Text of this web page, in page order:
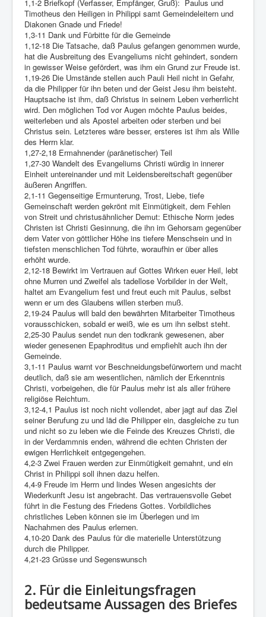
Linux and Open Source
1,1-2 Briefkopf (Verfasser, Empfänger, Gruß): Paulus und
Timotheus den Heiligen in Philippi samt Gemeindeleitern und
Diakonen Gnade und Friede!
1,3-11 Dank und Fürbitte für die Gemeinde
1,12-18 Die Tatsache, daß Paulus gefangen genommen wurde,
hat die Ausbreitung des Evangeliums nicht gehindert, sondern
in gewisser Weise gefördert, was ihm ein Grund zur Freude ist.
1,19-26 Die Umstände stellen auch Pauli Heil nicht in Gefahr,
da die Philipper für ihn beten und der Geist Jesu ihm beisteht.
Hauptsache ist ihm, daß Christus in seinem Leben verherrlicht
wird. Den möglichen Tod vor Augen möchte Paulus beides,
weiterleben und als Apostel arbeiten oder sterben und bei
Christus sein. Letzteres wäre besser, ersteres ist ihm als Wille
des Herrn klar.
1,27-2,18 Ermahnender (paränetischer) Teil
1,27-30 Wandelt des Evangeliums Christi würdig in innerer
Einheit untereinander und mit Leidensbereitschaft gegenüber
äußeren Angriffen.
2,1-11 Gegenseitige Ermunterung, Trost, Liebe, tiefe
Gemeinschaft werden gekrönt mit Einmütigkeit, dem Fehlen
von Streit und christusähnlicher Demut: Ethische Norm jedes
Christen ist Christi Gesinnung, die ihn im Gehorsam gegenüber
dem Vater von göttlicher Höhe ins tiefere Menschsein und in
tiefsten menschlichen Tod führte, woraufhin er über alles
erhöht wurde.
2,12-18 Bewirkt im Vertrauen auf Gottes Wirken euer Heil, lebt
ohne Murren und Zweifel als tadellose Vorbilder in der Welt,
haltet am Evangelium fest und freut euch mit Paulus, selbst
wenn er um des Glaubens willen sterben muß.
2,19-24 Paulus will bald den bewährten Mitarbeiter Timotheus
vorausschicken, sobald er weiß, wie es um ihn selbst steht.
2,25-30 Paulus sendet nun den todkrank gewesenen, aber
wieder genesenen Epaphroditus und empfiehlt auch ihn der
Gemeinde.
3,1-11 Paulus warnt vor Beschneidungsbefürwortern und macht
deutlich, daß sie am wesentlichen, nämlich der Erkenntnis
Christi, vorbeigehen, die für Paulus mehr ist als aller frühere
religiöse Reichtum.
3,12-4,1 Paulus ist noch nicht vollendet, aber jagt auf das Ziel
seiner Berufung zu und läd die Philipper ein, dasgleiche zu tun
und nicht so zu leben wie die Feinde des Kreuzes Christi, die
in der Verdammnis enden, während die echten Christen der
ewigen Herrlichkeit entgegengehen.
4,2-3 Zwei Frauen werden zur Einmütigkeit gemahnt, und ein
Christ in Philippi soll ihnen dazu helfen.
4,4-9 Freude im Herrn und lindes Wesen angesichts der
Wiederkunft Jesu ist angebracht. Das vertrauensvolle Gebet
führt in die Festung des Friedens Gottes. Vorbildliches
christliches Leben können sie im Überlegen und im
Nachahmen des Paulus erlernen.
4,10-20 Dank des Paulus für die materielle Unterstützung
durch die Philipper.
4,21-23 Grüsse und Segenswunsch
2. Für die Einleitungsfragen
bedeutsame Aussagen des Briefes